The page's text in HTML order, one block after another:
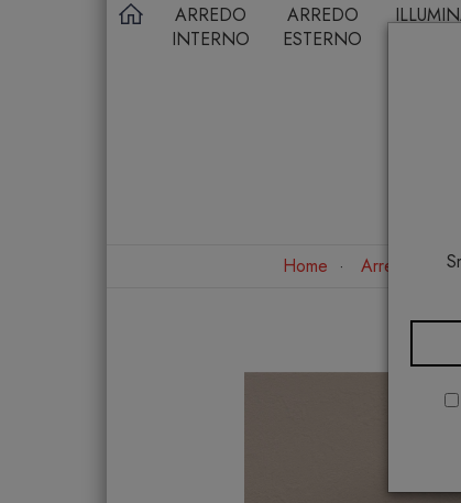
ARREDO
INTERNO
ARREDO
ESTERNO
Home Arredo